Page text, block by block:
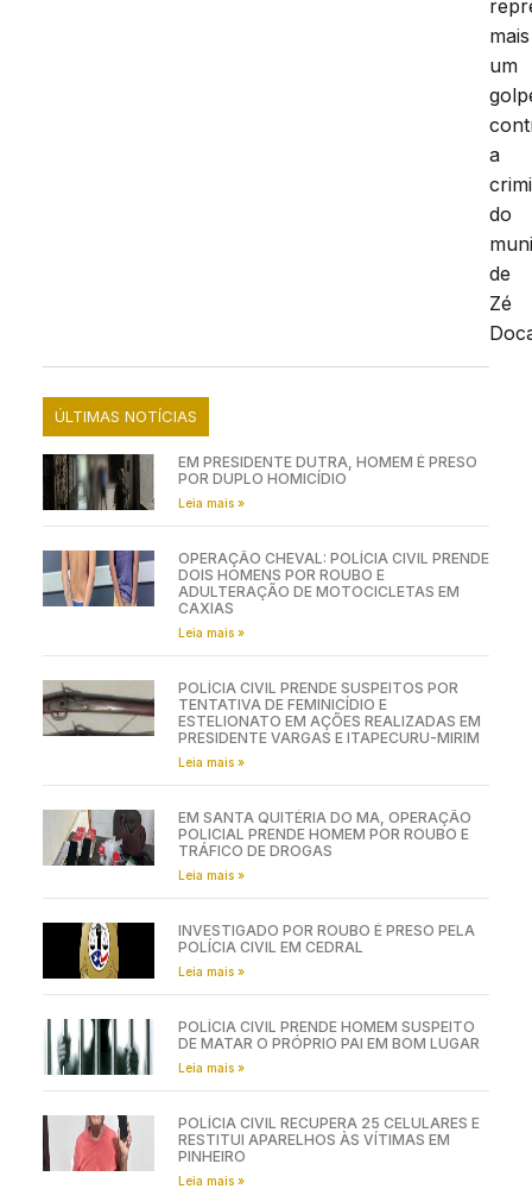
mais
um
a
do
de
Zé
ÚLTIMAS NOTÍCIAS
EM PRESIDENTE DUTRA, HOMEM É PRESO
POR DUPLO HOMICÍDIO
Leia mais »
OPERAÇÃO CHEVAL: POLÍCIA CIVIL PRENDE
DOIS HOMENS POR ROUBO E
ADULTERAÇÃO DE MOTOCICLETAS EM
CAXIAS
Leia mais »
POLÍCIA CIVIL PRENDE SUSPEITOS POR
TENTATIVA DE FEMINICÍDIO E
ESTELIONATO EM AÇÕES REALIZADAS EM
PRESIDENTE VARGAS E ITAPECURU-MIRIM
Leia mais »
EM SANTA QUITÉRIA DO MA, OPERAÇÃO
POLICIAL PRENDE HOMEM POR ROUBO E
TRÁFICO DE DROGAS
Leia mais »
INVESTIGADO POR ROUBO É PRESO PELA
POLÍCIA CIVIL EM CEDRAL
Leia mais »
POLÍCIA CIVIL PRENDE HOMEM SUSPEITO
DE MATAR O PRÓPRIO PAI EM BOM LUGAR
Leia mais »
POLÍCIA CIVIL RECUPERA 25 CELULARES E
RESTITUI APARELHOS ÀS VÍTIMAS EM
PINHEIRO
Leia mais »